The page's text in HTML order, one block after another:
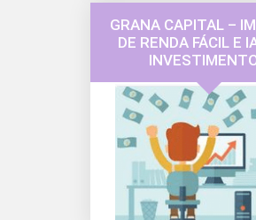
GRANA CAPITAL –
DE RENDA FÁCIL E